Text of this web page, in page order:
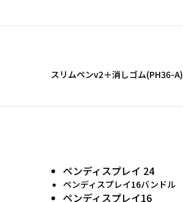
スリムペンv2＋消しゴム(PH36-A)
ペンディスプレイ 24
ペンディスプレイ16バンドル
ペンディスプレイ16